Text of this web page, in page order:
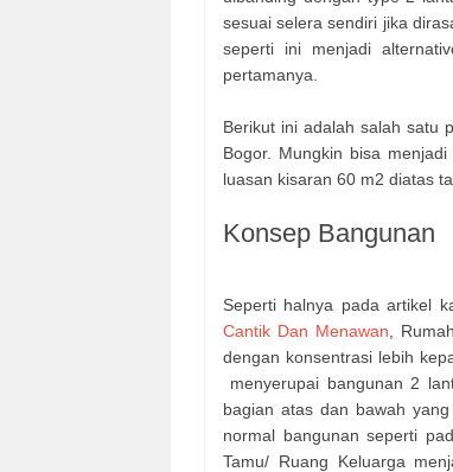
sesuai selera sendiri jika
seperti ini menjadi
pertamanya.
Berikut ini adalah salah satu
Bogor. Mungkin bisa
luasan kisaran 60 m2 diatas
Konsep Bangunan
Seperti halnya pada artikel
Cantik Dan Menawan ,
dengan konsentrasi lebih
menyerupai bangunan 2
bagian atas dan bawah
normal bangunan seperti
Tamu/ Ruang Keluarga